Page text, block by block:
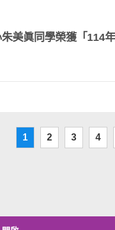
美眞同學榮獲「114
1 2 3 4